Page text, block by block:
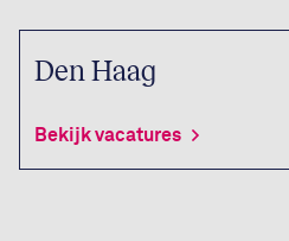
Den Haag
Bekijk vacatures